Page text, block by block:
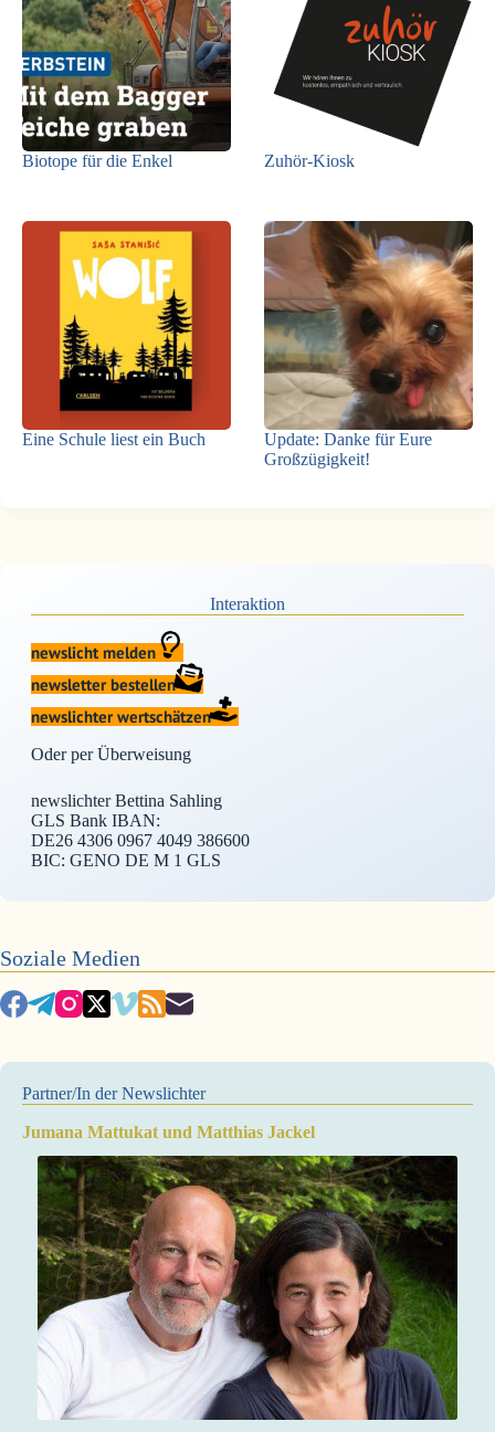
Biotope für die Enkel Zuhör-Kiosk
Eine Schule liest ein Buch
Update: Danke für Eure
Großzügigkeit!
Interaktion
newslicht melden
newsletter bestellen
newslichter wertschätzen
Oder per Überweisung
newslichter Bettina Sahling
GLS Bank IBAN:
DE26 4306 0967 4049 386600
BIC: GENO DE M 1 GLS
Soziale Medien
Partner/In der Newslichter
Jumana Mattukat und Matthias Jackel